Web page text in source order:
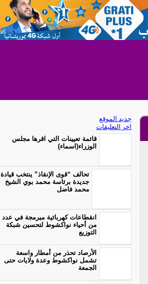
جديد الموقع
اخر التعليقات
قائمة تعيينات التي اقرها مجلس
الوزراء(اسماء)
تحالف “قوى الإنقاذ” ينتخب قيادة
جديدة برئاسة محمد بوي الشيخ
محمد فاضل
انقطاعات كهربائية مبرمجة في عدد
من أحياء نواكشوط لتحسين شبكة
التوزيع
الأرصاد تحذر من أمطار واسعة
تشمل نواكشوط وعدة ولايات حتى
الجمعة